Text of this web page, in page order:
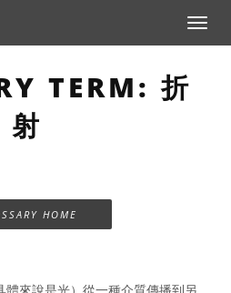
Toggle
TERM: 折
射
HOME